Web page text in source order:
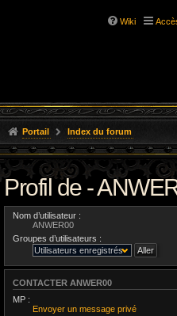
Wiki
Portail Index du forum
Profil de -
Nom d’utilisateur :
ANWER00
Groupes d’utilisateurs :
CONTACTER ANWER00
MP :
Envoyer un message privé